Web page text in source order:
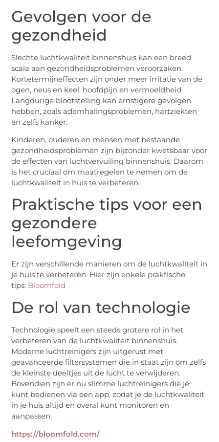
Gevolgen voor de
gezondheid
Slechte luchtkwaliteit binnenshuis kan een breed
scala aan gezondheidsproblemen veroorzaken.
Kortetermijneffecten zijn onder meer irritatie van de
ogen, neus en keel, hoofdpijn en vermoeidheid.
Langdurige blootstelling kan ernstigere gevolgen
hebben, zoals ademhalingsproblemen, hartziekten
en zelfs kanker.
Kinderen, ouderen en mensen met bestaande
gezondheidsproblemen zijn bijzonder kwetsbaar voor
de effecten van luchtvervuiling binnenshuis. Daarom
is het cruciaal om maatregelen te nemen om de
luchtkwaliteit in huis te verbeteren.
Praktische tips voor een
gezondere
leefomgeving
Er zijn verschillende manieren om de luchtkwaliteit in
je huis te verbeteren. Hier zijn enkele praktische
tips: Bloomfold
De rol van technologie
Technologie speelt een steeds grotere rol in het
verbeteren van de luchtkwaliteit binnenshuis.
Moderne luchtreinigers zijn uitgerust met
geavanceerde filtersystemen die in staat zijn om zelfs
de kleinste deeltjes uit de lucht te verwijderen.
Bovendien zijn er nu slimme luchtreinigers die je
kunt bedienen via een app, zodat je de luchtkwaliteit
in je huis altijd en overal kunt monitoren en
aanpassen.
https://bloomfold.com/